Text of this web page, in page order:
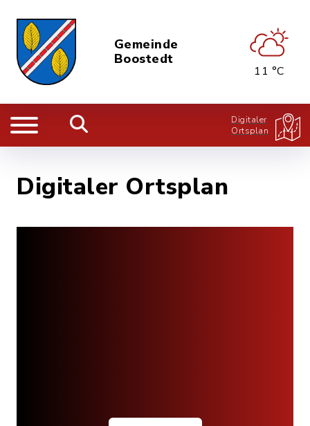
Gemeinde
Boostedt
11 °C
Digitaler
Ortsplan
Digitaler Ortsplan